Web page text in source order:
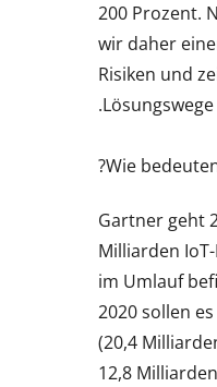
200 Prozent.
wir daher
Risiken und
Lösungswege.
Wie
Gartner geht
Milliarden
im Umlauf
2020 sollen
(20,4
12,8